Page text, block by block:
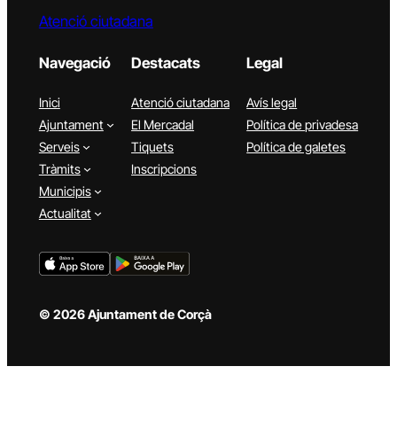
Atenció ciutadana
Navegació
Inici
Ajuntament
Serveis
Tràmits
Municipis
Actualitat
Destacats
Atenció ciutadana
El Mercadal
Tiquets
Inscripcions
Legal
Avís legal
Política de privadesa
Política de galetes
© 2026 Ajuntament de Corçà